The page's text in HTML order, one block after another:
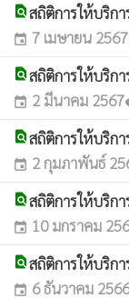
find_in_pageสถิติการให้บริก
event 7 เมษายน 2567
find_in_pageสถิติการให้บริก
event 2 มีนาคม 2567
find_in_pageสถิติการให้บริก
event 2 กุมภาพันธ์
find_in_pageสถิติการให้บริก
event 10 มกราคม
find_in_pageสถิติการให้บริก
event 6 ธันวาคม 2566